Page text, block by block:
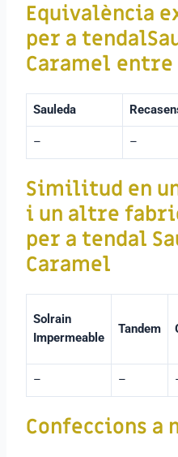
Equivalència
per a
Caramel entre
Sauleda
– –
Similitud en
i un altre
per a tendal
Caramel
Solrain
Impermeable
Tandem
– –
Confeccions a